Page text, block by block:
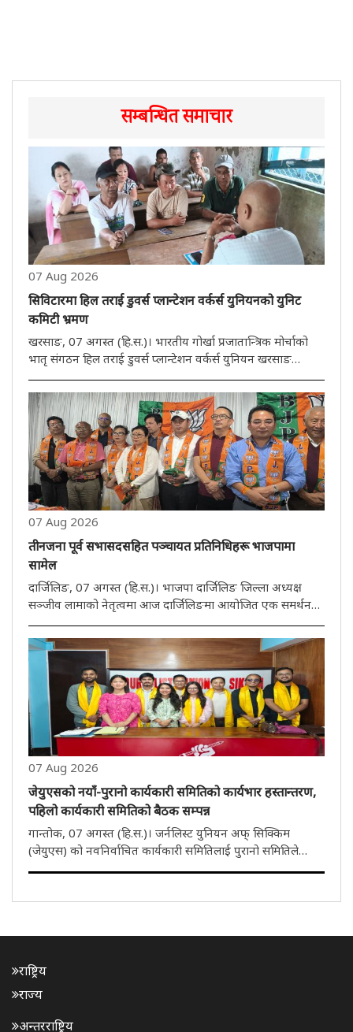
सम्बन्धित समाचार
07 Aug 2026
सिविटारमा हिल तराई डुवर्स प्लान्टेशन वर्कर्स युनियनको युनिट
कमिटी भ्रमण
खरसाङ, 07 अगस्त (हि.स.)। भारतीय गोर्खा प्रजातान्त्रिक मोर्चाको
भातृ संगठन हिल तराई डुवर्स प्लान्टेशन वर्कर्स युनियन खरसाङ
महकुमा समितिको युनिट कमिटीको भ्रमण र भेटघाटको क्रम जारी छ।
यसै क्रममा युनियनको खरसाङ महकुमा समितिले शुक्रवार सिविटारमा
भेटघाट..
07 Aug 2026
तीनजना पूर्व सभासदसहित पञ्चायत प्रतिनिधिहरू भाजपामा
सामेल
दार्जिलिङ, 07 अगस्त (हि.स.)। भाजपा दार्जिलिङ जिल्ला अध्यक्ष
सञ्जीव लामाको नेतृत्वमा आज दार्जिलिङमा आयोजित एक समर्थन
कार्यक्रममा तीनजना सभासदसहित पञ्चायत प्रतिनिधिहरू भाजपामा
सामेल भएका छन्। सामेल हुनेहरूमा तीनजना पूर्व सभासद पंखाबारी
अम्बटे लङ्भ्य..
07 Aug 2026
जेयुएसको नयाँ-पुरानो कार्यकारी समितिको कार्यभार हस्तान्तरण,
पहिलो कार्यकारी समितिको बैठक सम्पन्न
गान्तोक, 07 अगस्त (हि.स.)। जर्नलिस्ट युनियन अफ् सिक्किम
(जेयुएस) को नवनिर्वाचित कार्यकारी समितिलाई पुरानो समितिले
आय-व्यय र प्रशासनिक कार्यभार विधिवत रूपमा हस्तारण गरेको छ।
अध्यक्ष प्रवीण..
राष्ट्रिय
राज्य
अन्तरराष्ट्रिय